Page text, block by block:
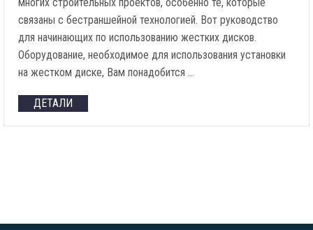
связаны с бестраншейной технологией. Вот руководство
для начинающих по использованию жестких дисков.
Оборудование, необходимое для использования установки
на жестком диске, Вам понадобится …
ДЕТАЛИ